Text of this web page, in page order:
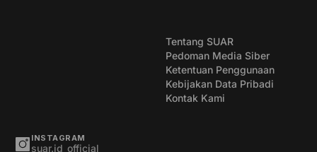
Tentang SUAR
Pedoman Media Siber
Ketentuan Penggunaan
Kebijakan Data Pribadi
Kontak Kami
INSTAGRAM
suar.id_official